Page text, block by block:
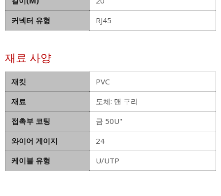
커넥터 유형
RJ45
재료 사양
재킷
PVC
재료
도체: 맨 구리
접촉부 코팅
금 50U"
와이어 게이지
24
케이블 유형
U/UTP